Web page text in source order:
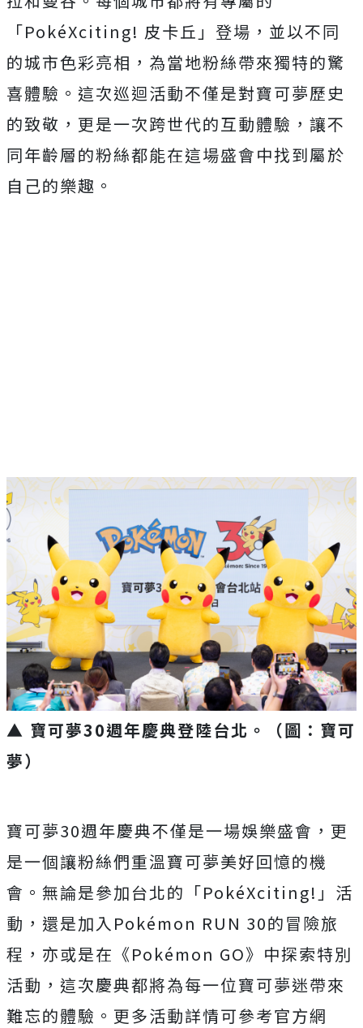
「PokéXciting! 皮卡丘」登場，並以不同
的城市色彩亮相，為當地粉絲帶來獨特的驚
喜體驗。這次巡迴活動不僅是對寶可夢歷史
的致敬，更是一次跨世代的互動體驗，讓不
同年齡層的粉絲都能在這場盛會中找到屬於
自己的樂趣。
▲ 寶可夢30週年慶典登陸台北。（圖：寶可
夢）
寶可夢30週年慶典不僅是一場娛樂盛會，更
是一個讓粉絲們重溫寶可夢美好回憶的機
會。無論是參加台北的「PokéXciting!」活
動，還是加入Pokémon RUN 30的冒險旅
程，亦或是在《Pokémon GO》中探索特別
活動，這次慶典都將為每一位寶可夢迷帶來
難忘的體驗。更多活動詳情可參考官方網